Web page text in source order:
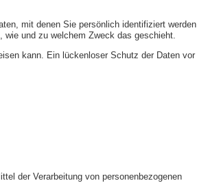
mit denen Sie persönlich identifiziert werden
wie und zu welchem Zweck das geschieht.
kann. Ein lückenloser Schutz der Daten vor
der Verarbeitung von personenbezogenen